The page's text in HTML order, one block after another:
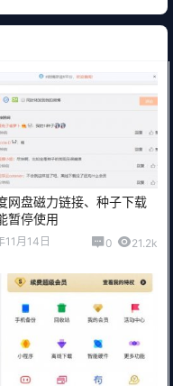
网盘磁力链接、种子下载
暂停使用
11月14日 0 21.2k